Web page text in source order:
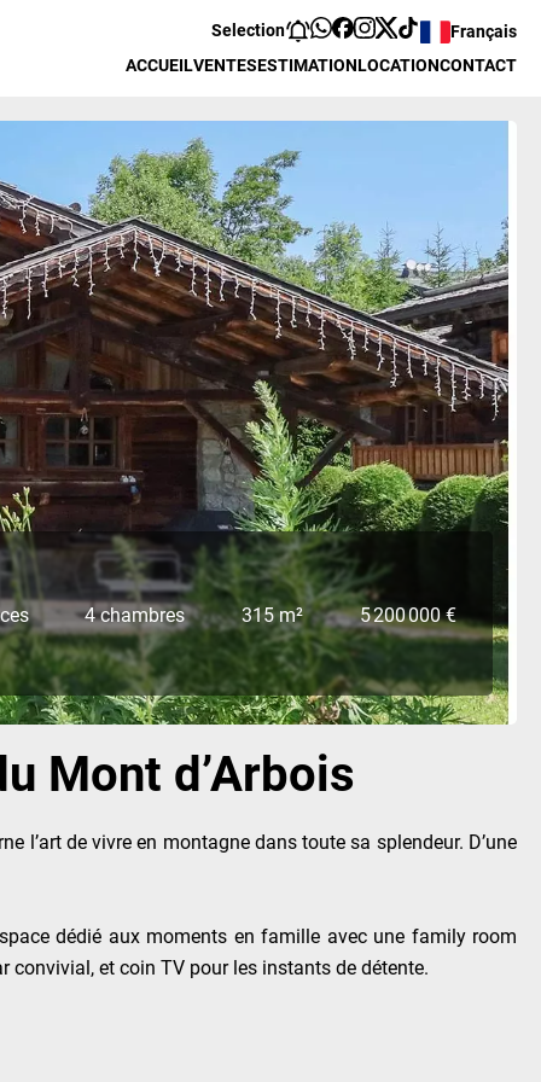
Selection
Français
ACCUEILVENTESESTIMATIONLOCATIONCONTACT
4 chambres 315 m² 5 200 000 €
Mont d’Arbois
l’art de vivre en montagne dans toute sa splendeur. D’une
dédié aux moments en famille avec une family room
convivial, et coin TV pour les instants de détente.